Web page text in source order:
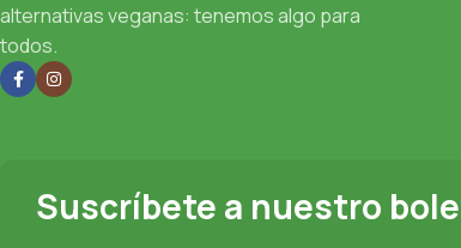
alternativas veganas: tenemos algo para
todos.
Suscríbete a nuestro